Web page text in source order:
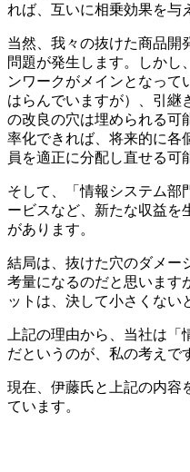
れば、互いに相乗効果を与
当然、我々の抜けた商品開
問題が発生します。しかし
ンワークがメインとなって
はらんでいますが）、引継
の改良の穴は埋められる可
率化できれば、将来的に各
員を適正に分配し直せる可
そして、「情報システム部
ービスなど、新たな収益を
があります。
結局は、抜けた穴のダメー
考量になるのだと思います
ットは、決して小さくない
上記の理由から、当社は
だというのが、私の考えで
現在、伊藤氏と上記の内容
ています。